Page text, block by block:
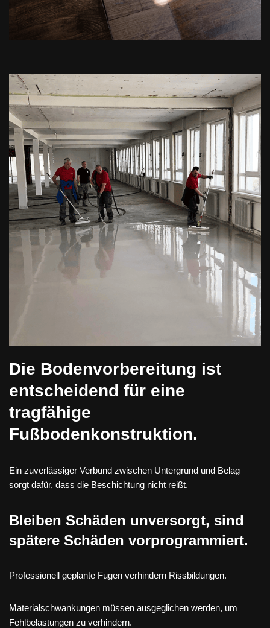
Die Bodenvorbereitung ist
entscheidend für eine
tragfähige
Fußbodenkonstruktion.
Ein zuverlässiger Verbund zwischen Untergrund und Belag
sorgt dafür, dass die Beschichtung nicht reißt.
Bleiben Schäden unversorgt, sind
spätere Schäden vorprogrammiert.
Professionell geplante Fugen verhindern Rissbildungen.
Materialschwankungen müssen ausgeglichen werden, um
Fehlbelastungen zu verhindern.